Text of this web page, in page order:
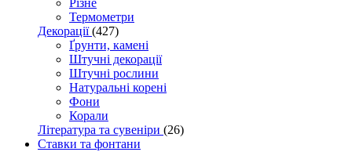
Різне
Термометри
Декорації(427)
Ґрунти, камені
Штучні декорації
Штучні рослини
Натуральні корені
Фони
Корали
Література та сувеніри (26)
Ставки та фонтани